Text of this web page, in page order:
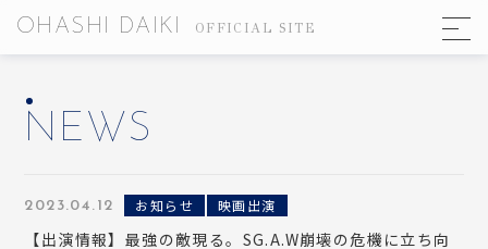
OHASHI DAIKI OFFICIAL SITE
NEWS
2023.04.12 お知らせ 映画出演
【出演情報】最強の敵現る。SG.A.W崩壊の危機に立ち向